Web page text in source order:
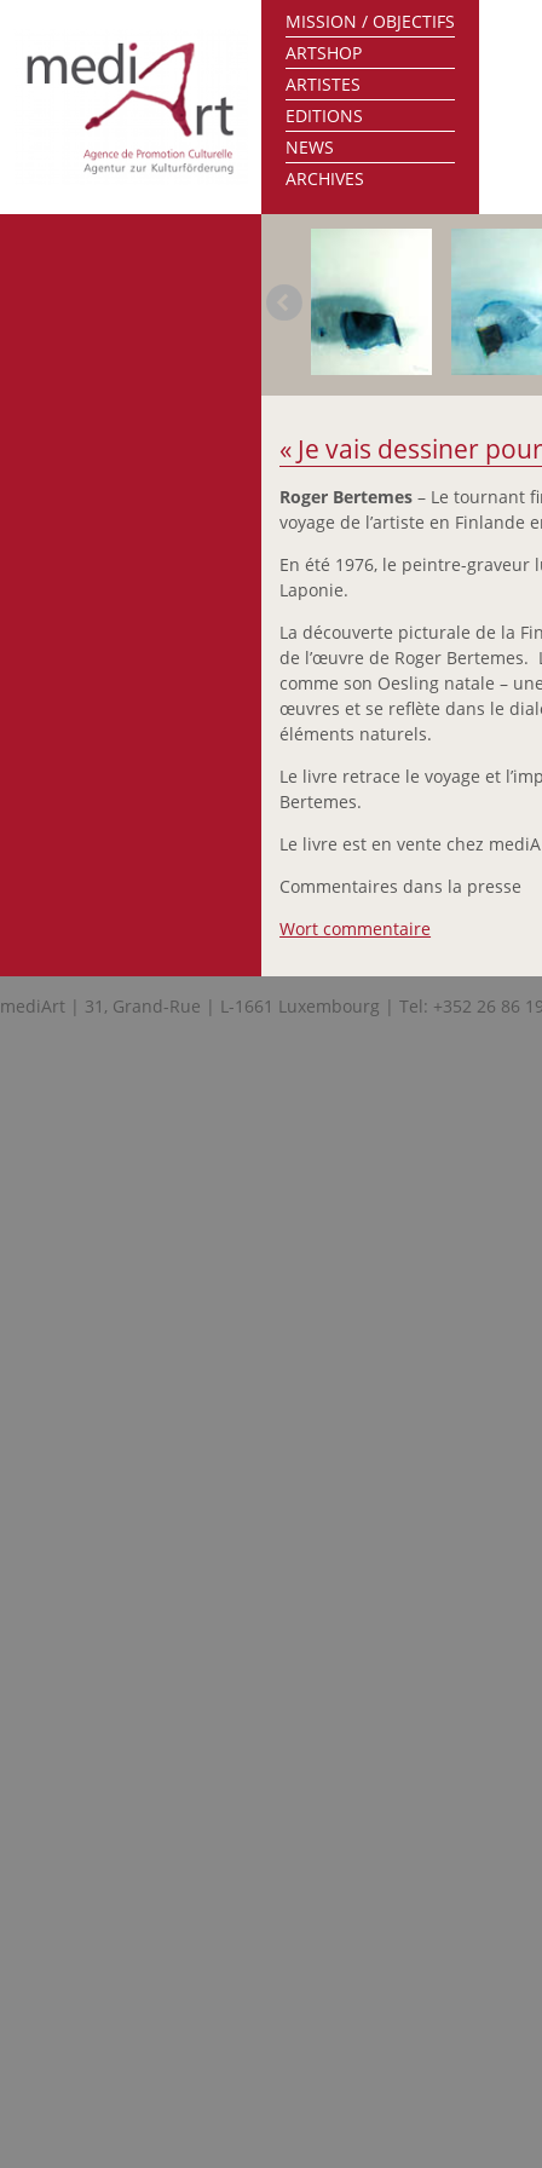
MISSION / OBJECTIFS
ARTSHOP
ARTISTES
EDITIONS
NEWS
ARCHIVES
« Je vais dessiner
Roger Bertemes – Le tournant
voyage de l’artiste en Finlande
En été 1976, le peintre-graveur
Laponie.
La découverte picturale de la
de l’œuvre de Roger
comme son Oesling natale –
œuvres et se reflète dans le
éléments naturels.
Le livre retrace le voyage et
Bertemes.
Le livre est en vente chez
Commentaires dans la presse
Wort commentaire
mediArt | 31, Grand-Rue | L-1661 Luxembourg | Tel: +352 26 86